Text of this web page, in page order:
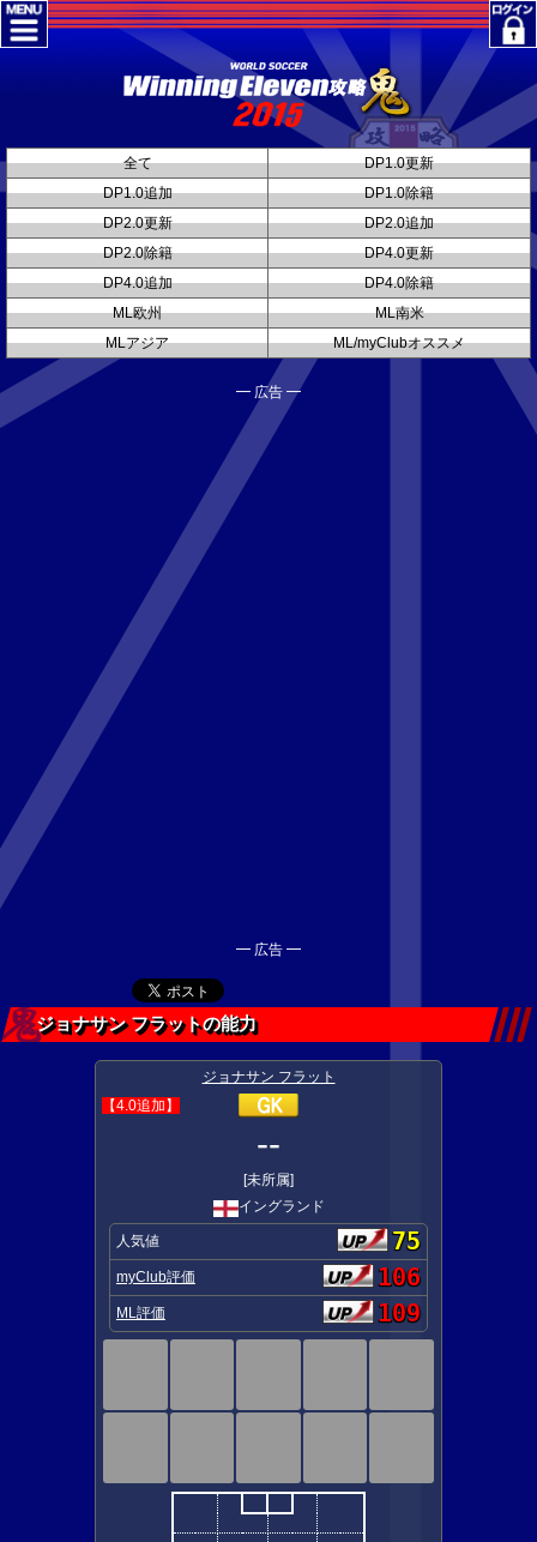
全て
DP1.0更新
DP1.0追加
DP1.0除籍
DP2.0更新
DP2.0追加
DP2.0除籍
DP4.0更新
DP4.0追加
DP4.0除籍
ML欧州
ML南米
MLアジア
ML/myClubオススメ
━ 広告 ━
━ 広告 ━
ジョナサン フラットの能力
ジョナサン フラット
【4.0追加】
--
[未所属]
イングランド
人気値 75
myClub評価 106
ML評価 109